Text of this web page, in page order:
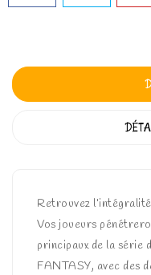
Retrouvez
Vos joueurs
principaux de la série
FANTASY, avec des